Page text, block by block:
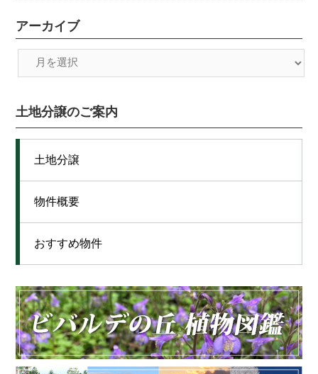
アーカイブ
土地分譲のご案内
土地分譲
物件概要
おすすめ物件